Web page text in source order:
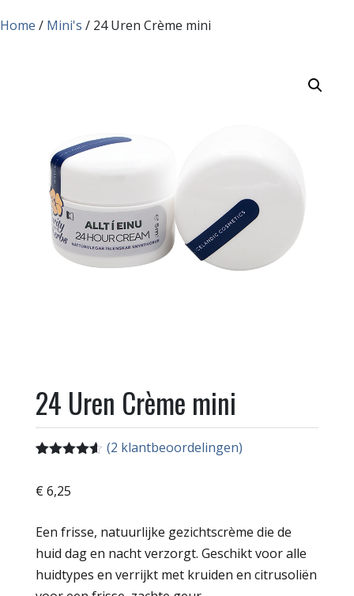
Home / Mini's / 24 Uren Crème mini
24 Uren Crème mini
gebaseerd
(2 klantbeoordelingen)
€ 6,25
Een frisse, natuurlijke gezichtscrème die de
huid dag en nacht verzorgt. Geschikt voor alle
huidtypes en verrijkt met kruiden en citrusoliën